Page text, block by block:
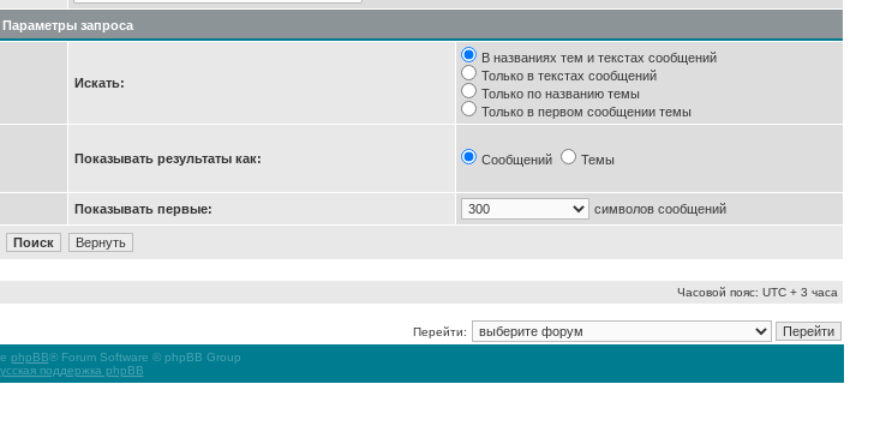
Параметры запроса
Искать:
В названиях тем и текстах сообщений
Только в текстах сообщений
Только по названию темы
Только в первом сообщении темы
Показывать результаты как: Сообщений Темы
Показывать первые: символов сообщений
Часовой пояс: UTC + 3 часа
Перейти:
phpBB® Forum Software © phpBB Group
поддержка phpBB